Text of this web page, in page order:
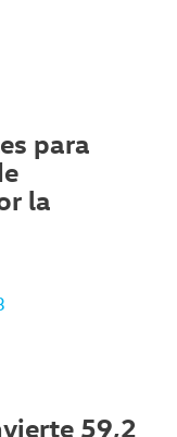
para
la
59,2